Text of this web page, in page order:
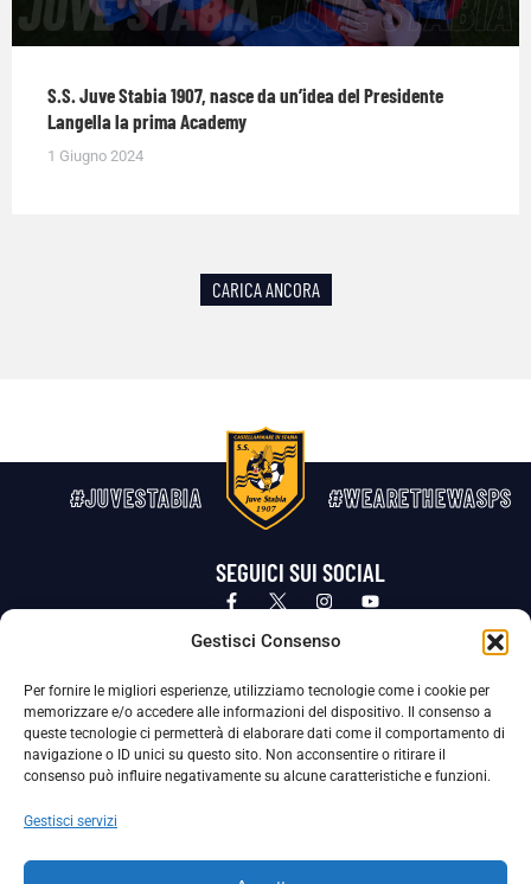
Gestisci Consenso
Per fornire le migliori esperienze, utilizziamo tecnologie come i cookie per
memorizzare e/o accedere alle informazioni del dispositivo. Il consenso a
queste tecnologie ci permetterà di elaborare dati come il comportamento di
navigazione o ID unici su questo sito. Non acconsentire o ritirare il
consenso può influire negativamente su alcune caratteristiche e funzioni.
Gestisci servizi
S.S. Juve Stabia 1907, nasce da un’idea del Presidente
Langella la prima Academy
1 Giugno 2024
CARICA ANCORA
#JUVESTABIA #WEARETHEWASPS
SEGUICI SUI SOCIAL
Privacy Policy Cookie Policy
La Società ha nominato il Responsabile della Protezione dei Dati Personali (DPO), figura specializzata che vigila sulle modalità
adottate dalla nostra Società per tutelare i Suoi dati personali.
Per contattare il DPO può scrivere a